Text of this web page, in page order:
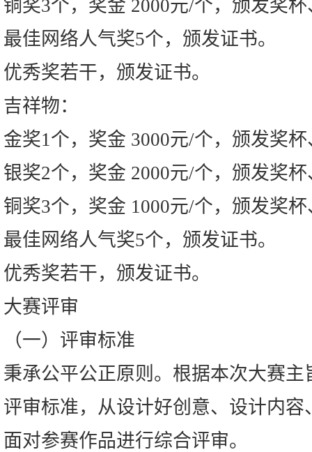
铜奖3个，奖金 2000元/个，颁发奖
最佳网络人气奖5个，颁发证书。
优秀奖若干，颁发证书。
吉祥物：
金奖1个，奖金 3000元/个，颁发奖
银奖2个，奖金 2000元/个，颁发奖
铜奖3个，奖金 1000元/个，颁发奖
最佳网络人气奖5个，颁发证书。
优秀奖若干，颁发证书。
大赛评审
（一）评审标准
秉承公平公正原则。根据本次大赛主
评审标准，从设计好创意、设计内
面对参赛作品进行综合评审。